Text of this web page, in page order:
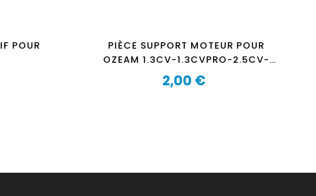
POUR
PIÈCE SUPPORT MOTEUR POUR
OZEAM 1.3CV-1.3CVPRO-2.5CV-
2.5CVPRO-F6-F8
Prix
2,00 €